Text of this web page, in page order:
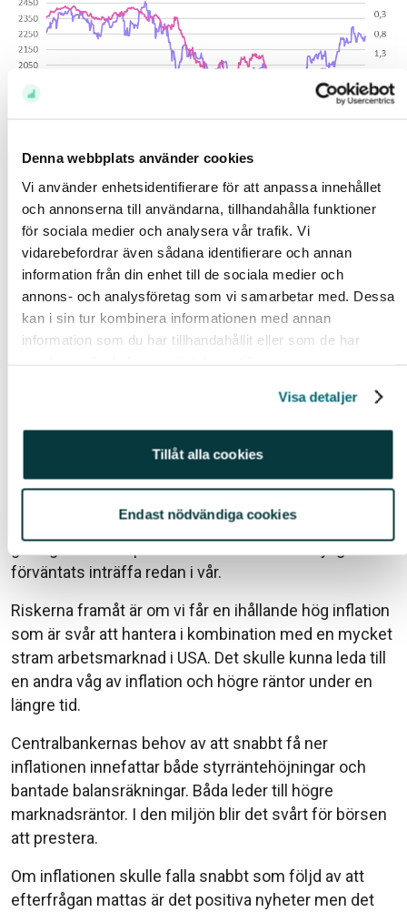
Denna webbplats använder cookies
Vi använder enhetsidentifierare för att anpassa innehållet
och annonserna till användarna, tillhandahålla funktioner
för sociala medier och analysera vår trafik. Vi
vidarebefordrar även sådana identifierare och annan
information från din enhet till de sociala medier och
annons- och analysföretag som vi samarbetar med. Dessa
kan i sin tur kombinera informationen med annan
information som du har tillhandahållit eller som de har
Visa detaljer
Tillåt alla cookies
Endast nödvändiga cookies
Källa: Infront
Börsen har återhämtat sig sedan i höstas när
inflationen i USA kom in lite bättre än väntat (lila).
Räntorna gick då ned (cerise, höger omvänd skala)
och börsen upp. Sedan slutet av januari har räntorna
Börsen är upp 9% i år. Stockholmsbörsen är 19% från
all time high medan OMXS 30 är 10% från toppen.
Börsen har till stor del drivits av förhoppningen om
kombination med mildare vinter och därmed fyllda
gaslager för Europa. Peak Fed har fram till nyligen
förväntats inträffa redan i vår.
Riskerna framåt är om vi får en ihållande hög inflation
som är svår att hantera i kombination med en mycket
stram arbetsmarknad i USA. Det skulle kunna leda till
en andra våg av inflation och högre räntor under en
längre tid.
Centralbankernas behov av att snabbt få ner
inflationen innefattar både styrräntehöjningar och
bantade balansräkningar. Båda leder till högre
marknadsräntor. I den miljön blir det svårt för börsen
att prestera.
Om inflationen skulle falla snabbt som följd av att
efterfrågan mattas är det positiva nyheter men det